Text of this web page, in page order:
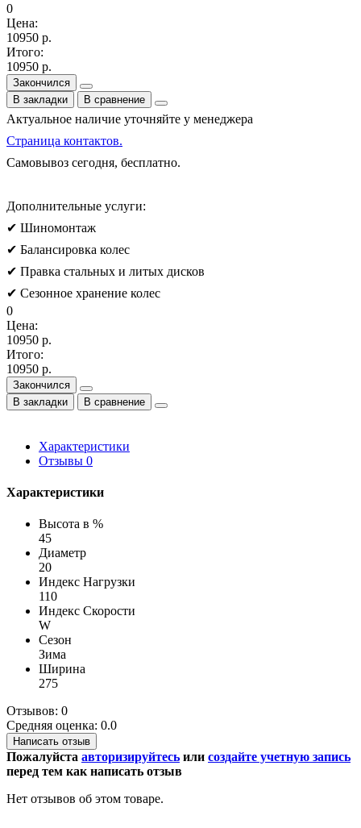
0
Цена:
10950 р.
Итого:
10950 р.
Закончился
В закладки
В сравнение
Актуальное наличие уточняйте у менеджера
Страница контактов.
Самовывоз сегодня, бесплатно.
Дополнительные услуги:
✔ Шиномонтаж
✔ Балансировка колес
✔ Правка стальных и литых дисков
✔ Сезонное хранение колес
0
Цена:
10950 р.
Итого:
10950 р.
Закончился
В закладки
В сравнение
Характеристики
Отзывы 0
Характеристики
Высота в %
45
Диаметр
20
Индекс Нагрузки
110
Индекс Скорости
W
Сезон
Зима
Ширина
275
Отзывов: 0
Средняя оценка: 0.0
Написать отзыв
Пожалуйста авторизируйтесь или создайте учетную запись
перед тем как написать отзыв
Нет отзывов об этом товаре.